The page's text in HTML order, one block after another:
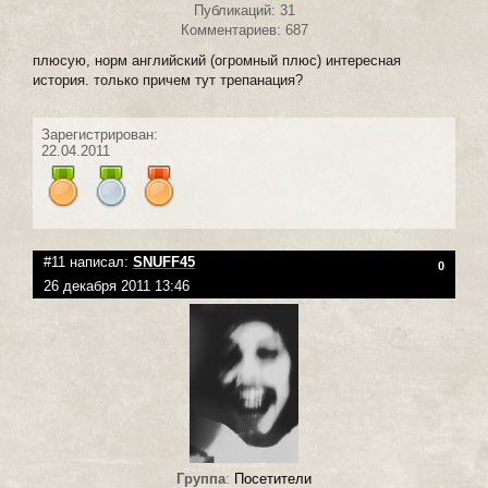
Публикаций: 31
Комментариев: 687
плюсую, норм английский (огромный плюс) интересная
история. только причем тут трепанация?
Зарегистрирован:
22.04.2011
#11 написал: SNUFF45 0
26 декабря 2011 13:46
Группа: Посетители